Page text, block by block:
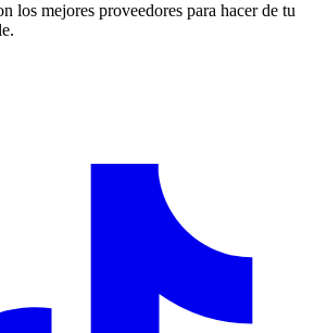
los mejores proveedores para hacer de tu